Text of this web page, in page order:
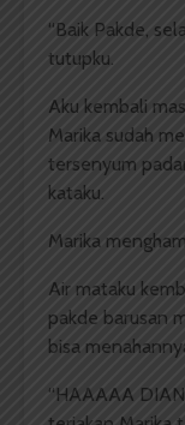
“Baik Pakde,
tutupku.
Aku kembali
Marika sudah
tersenyum
kataku.
Marika
Air mataku
pakde barusan
bisa
“HAAAAA